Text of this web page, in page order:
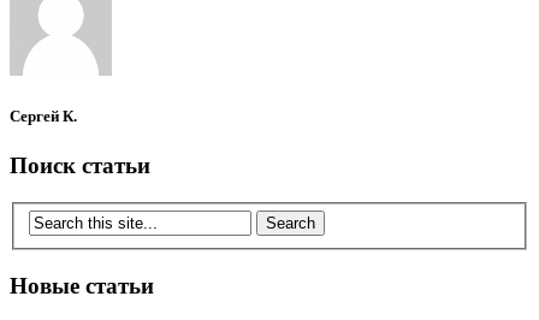
Сергей К.
Поиск статьи
Новые статьи